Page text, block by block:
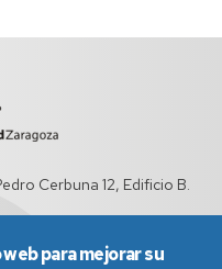
Cerbuna 12, Edificio B.
para mejorar su